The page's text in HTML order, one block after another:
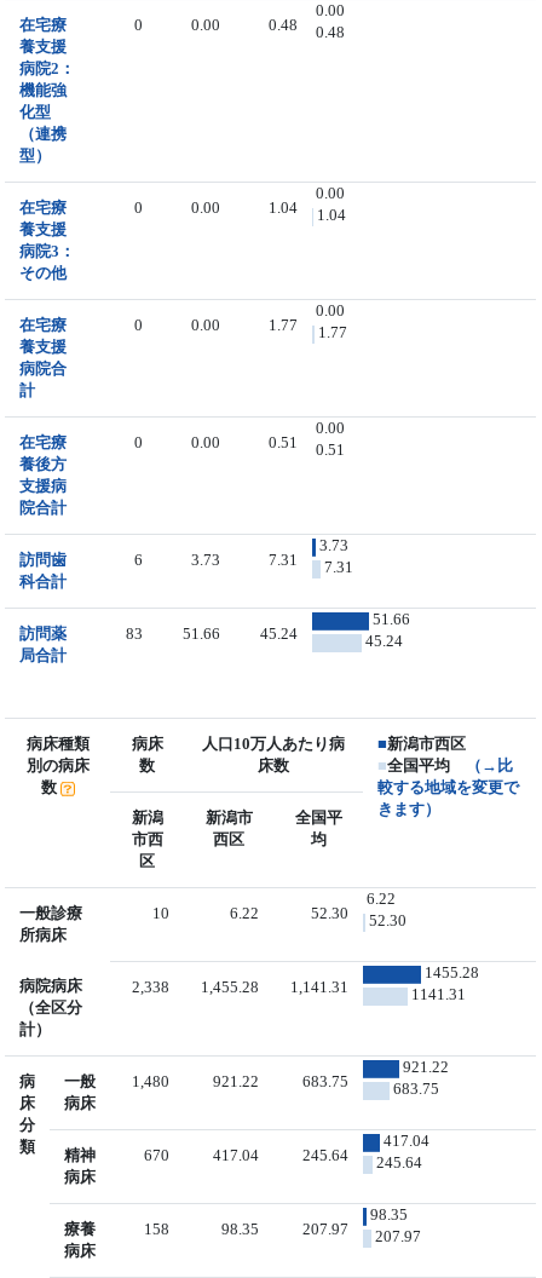
在宅療
養支援
病院2：
機能強
化型
（連携
型）
0 0.00 0.48
0.00
0.48
在宅療
養支援
病院3：
その他
0 0.00 1.04
0.00
1.04
在宅療
養支援
病院合
計
0 0.00 1.77
0.00
1.77
在宅療
養後方
支援病
院合計
0 0.00 0.51
0.00
0.51
訪問歯
科合計
6 3.73 7.31
3.73
7.31
訪問薬
局合計
83 51.66 45.24
51.66
45.24
病床種類
別の病床
数
病床
数
人口10万人あたり病
床数
■新潟市西区
■全国平均
（→比
較する地域を変更で
きます）
新潟
市西
区
新潟市
西区
全国平
均
一般診療
所病床
10 6.22 52.30
6.22
52.30
病院病床
（全区分
計）
2,338 1,455.28 1,141.31
1455.28
1141.31
病
床
分
類
一般
病床
1,480 921.22 683.75
921.22
683.75
精神
病床
670 417.04 245.64
417.04
245.64
療養
病床
158 98.35 207.97
98.35
207.97